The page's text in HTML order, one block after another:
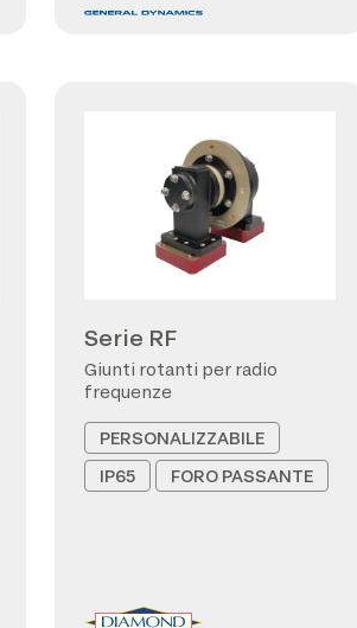
Serie RF
Giunti rotanti per radio
frequenze
PERSONALIZZABILE
IP65
FORO PASSANTE